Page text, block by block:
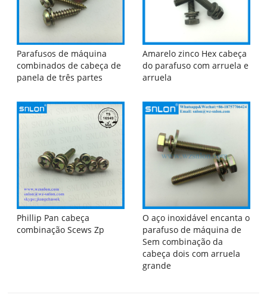
Parafusos de máquina
combinados de cabeça de
panela de três partes
Amarelo zinco Hex cabeça
do parafuso com arruela e
arruela
Phillip Pan cabeça
combinação Scews Zp
O aço inoxidável encanta o
parafuso de máquina de
Sem combinação da
cabeça dois com arruela
grande